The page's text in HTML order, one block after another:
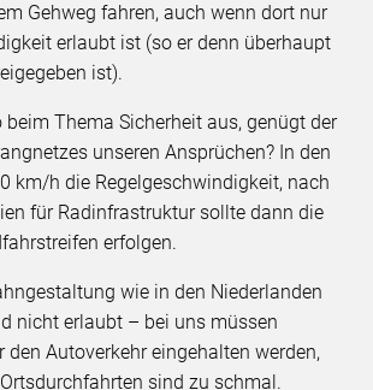
Gehweg fahren, auch wenn dort nur
erlaubt ist (so er denn überhaupt
ist).
beim Thema Sicherheit aus, genügt der
unseren Ansprüchen? In den
km/h die Regelgeschwindigkeit, nach
für Radinfrastruktur sollte dann die
erfolgen.
wie in den Niederlanden
nicht erlaubt – bei uns müssen
den Autoverkehr eingehalten werden,
sind zu schmal.